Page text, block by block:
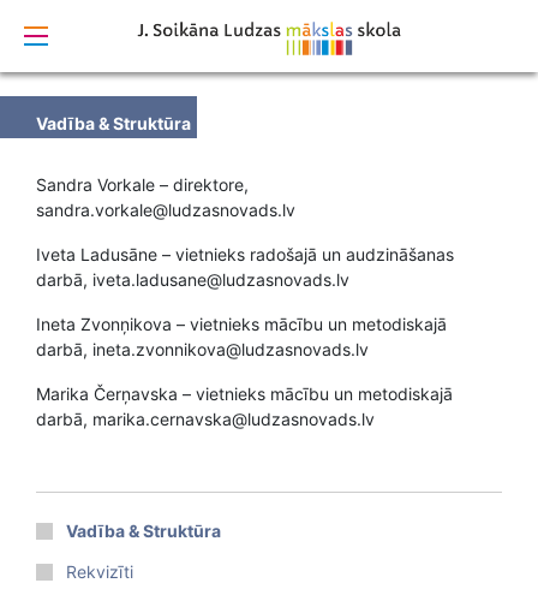
Vadība & Struktūra
Sandra Vorkale – direktore,
sandra.vorkale@ludzasnovads.lv
Iveta Ladusāne – vietnieks radošajā un audzināšanas
darbā, iveta.ladusane@ludzasnovads.lv
Ineta Zvonņikova – vietnieks mācību un metodiskajā
darbā, ineta.zvonnikova@ludzasnovads.lv
Marika Čerņavska – vietnieks mācību un metodiskajā
darbā, marika.cernavska@ludzasnovads.lv
Vadība & Struktūra
Rekvizīti
izstrādāts